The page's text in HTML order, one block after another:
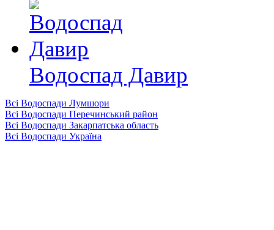
Водоспад Давир
Всі Водоспади Лумшори
Всі Водоспади Перечинський район
Всі Водоспади Закарпатська область
Всі Водоспади Україна